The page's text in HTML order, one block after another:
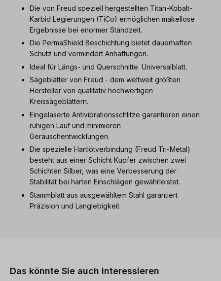
Die von Freud speziell hergestellten Titan-Kobalt-
Karbid Legierungen (TiCo) ermöglichen makellose
Ergebnisse bei enormer Standzeit.
Die PermaShield Beschichtung bietet dauerhaften
Schutz und vermindert Anhaftungen.
Ideal für Längs- und Querschnitte. Universalblatt.
Sägeblätter von Freud - dem weltweit größten
Hersteller von qualitativ hochwertigen
Kreissägeblättern.
Eingelaserte Antivibrationsschlitze garantieren einen
ruhigen Lauf und minimieren
Geräuschentwicklungen.
Die spezielle Hartlötverbindung (Freud Tri-Metal)
besteht aus einer Schicht Kupfer zwischen zwei
Schichten Silber, was eine Verbesserung der
Stabilität bei harten Einschlägen gewährleistet.
Stammblatt aus ausgewähltem Stahl garantiert
Präzision und Langlebigkeit.
Das könnte Sie auch interessieren